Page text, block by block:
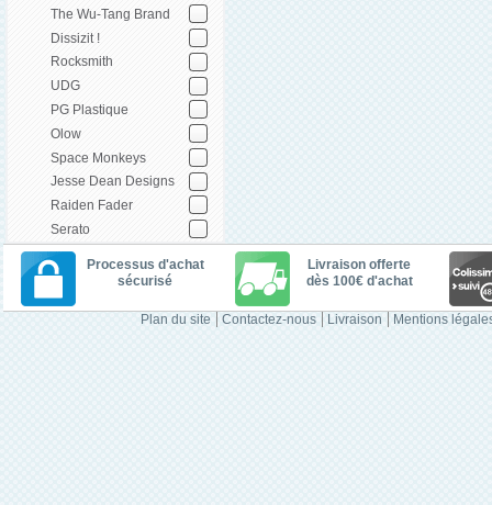
The Wu-Tang Brand
Dissizit !
Rocksmith
UDG
PG Plastique
Olow
Space Monkeys
Jesse Dean Designs
Raiden Fader
Serato
Processus d'achat
sécurisé
Livraison offerte
dès 100€ d'achat
Plan du site Contactez-nous Livraison Mentions